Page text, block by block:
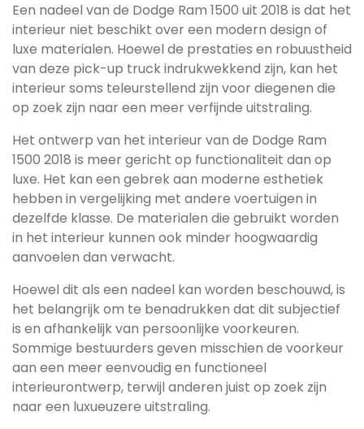
Een nadeel van de Dodge Ram 1500 uit 2018 is dat het
interieur niet beschikt over een modern design of
luxe materialen. Hoewel de prestaties en robuustheid
van deze pick-up truck indrukwekkend zijn, kan het
interieur soms teleurstellend zijn voor diegenen die
op zoek zijn naar een meer verfijnde uitstraling.
Het ontwerp van het interieur van de Dodge Ram
1500 2018 is meer gericht op functionaliteit dan op
luxe. Het kan een gebrek aan moderne esthetiek
hebben in vergelijking met andere voertuigen in
dezelfde klasse. De materialen die gebruikt worden
in het interieur kunnen ook minder hoogwaardig
aanvoelen dan verwacht.
Hoewel dit als een nadeel kan worden beschouwd, is
het belangrijk om te benadrukken dat dit subjectief
is en afhankelijk van persoonlijke voorkeuren.
Sommige bestuurders geven misschien de voorkeur
aan een meer eenvoudig en functioneel
interieurontwerp, terwijl anderen juist op zoek zijn
naar een luxueuzere uitstraling.